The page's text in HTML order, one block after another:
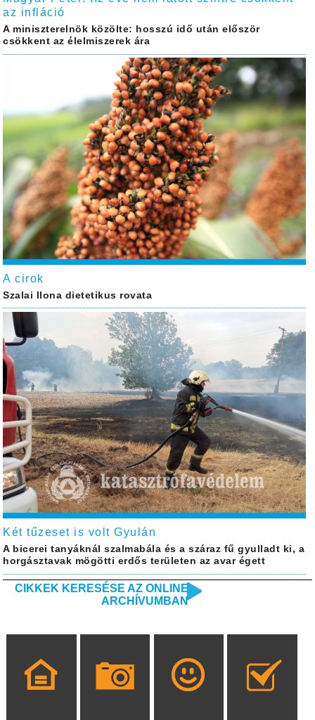
az infláció
A miniszterelnök közölte: hosszú idő után először
csökkent az élelmiszerek ára
A cirok
Szalai Ilona dietetikus rovata
Két tűzeset is volt Gyulán
A bicerei tanyáknál szalmabála és a száraz fű gyulladt ki, a
horgásztavak mögötti erdős területen az avar égett
CIKKEK KERESÉSE AZ ONLINE
ARCHÍVUMBAN